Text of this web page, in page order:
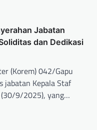
Jabatan
dan Dedikasi
(Korem) 042/Gapu
jabatan Kepala Staf
(30/9/2025), yang…